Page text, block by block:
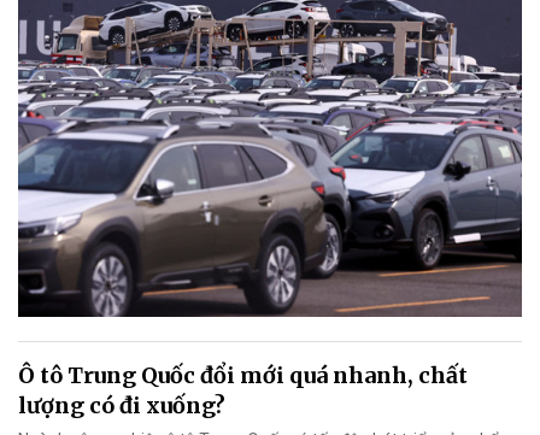
Ô tô Trung Quốc đổi mới quá nhanh, chất
lượng có đi xuống?